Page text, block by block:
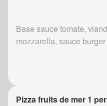
Base sauce tomate,
mozzarella, sauce burger
Pizza fruits de mer 1